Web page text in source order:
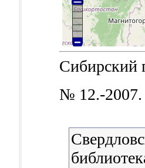
Сибирский
№ 12.-2007.